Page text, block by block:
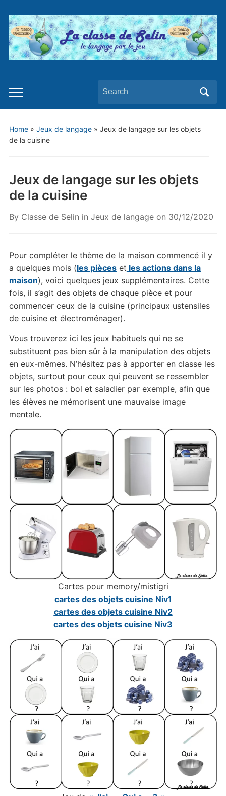
Toggle
mobile
Search
for:
Home» Jeux de langage» Jeux de langage sur les objets
de la cuisine
Jeux de langage sur les objets
de la cuisine
By Classe de Selin in Jeux de langageon 30/12/2020
Pour compléter le thème de la maison commencé il y
a quelques mois (les pièceset les actions dans la
maison), voici quelques jeux supplémentaires. Cette
fois, il s’agit des objets de chaque pièce et pour
commencer ceux de la cuisine (principaux ustensiles
de cuisine et électroménager).
Vous trouverez ici les jeux habituels qui ne se
substituent pas bien sûr à la manipulation des objets
en eux-mêmes. N’hésitez pas à apporter en classe les
objets, surtout pour ceux qui peuvent se ressembler
sur les photos : bol et saladier par exemple, afin que
les élèves ne mémorisent une mauvaise image
mentale.
Cartes pour memory/mistigri
cartes des objets cuisine Niv1
cartes des objets cuisine Niv2
cartes des objets cuisine Niv3